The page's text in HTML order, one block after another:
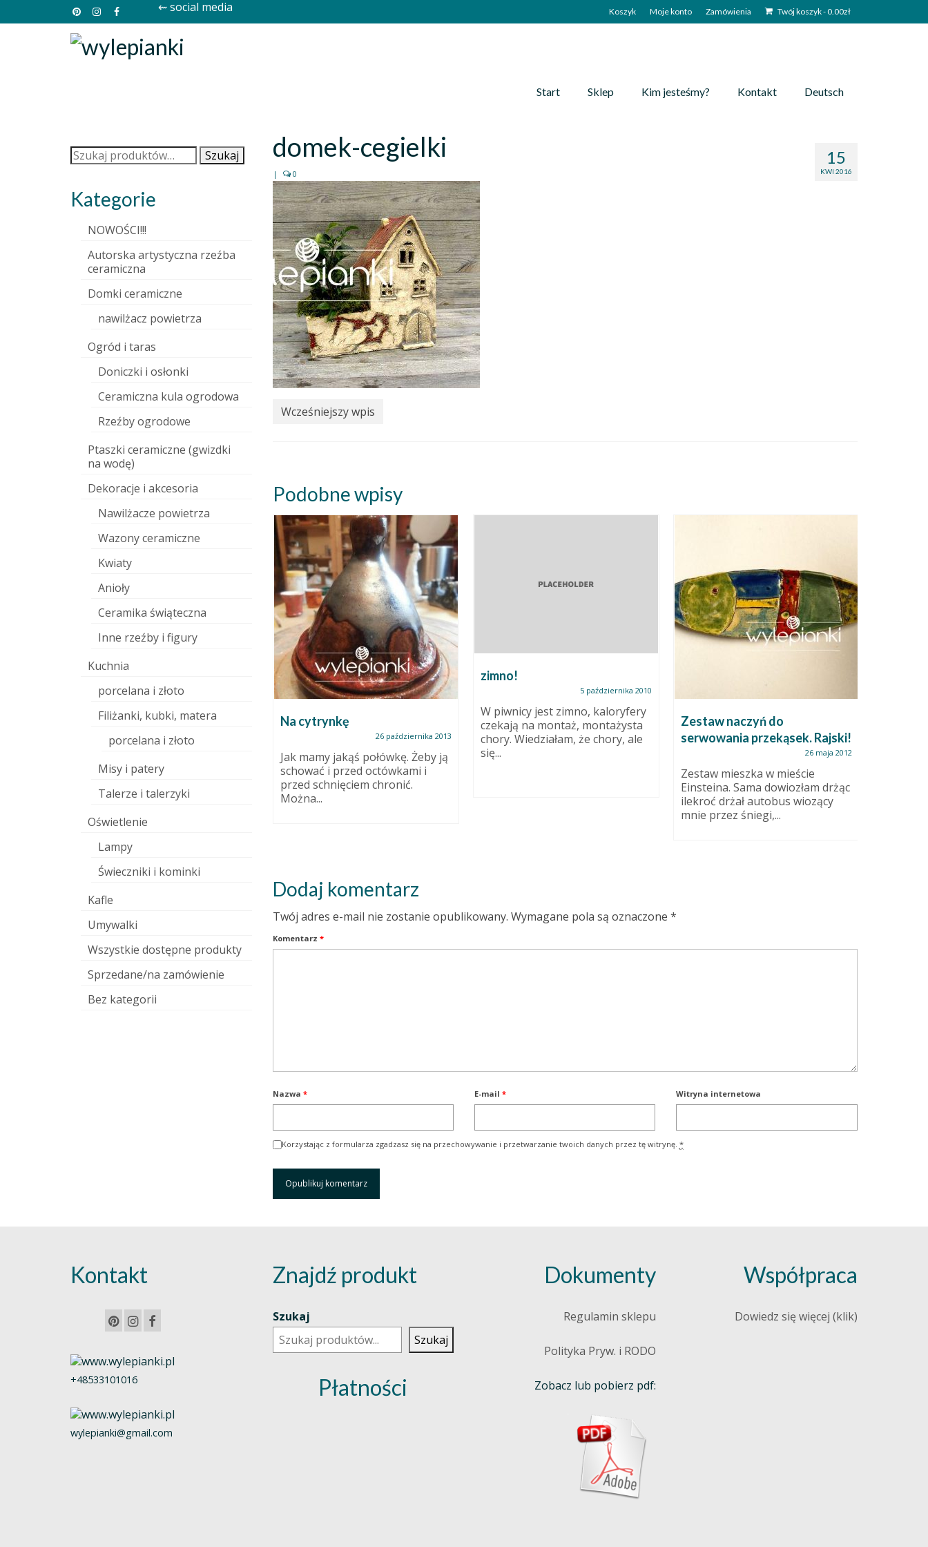
Koszyk Moje konto Zamówienia Twój koszyk-0.00zł
⇜ social media
Start Sklep Kim jesteśmy? Kontakt Deutsch
15
KWI 2016
domek-cegielki
| 0
Wcześniejszy wpis
Podobne wpisy
Wszyscy chcą Wam coś
sprzedać na Święta. A my?
Ludzie, jeśli idzie o Święta i czas
przedświąteczny dzielą się na
dwie kategorie: jedni dostają...
Na cytrynkę
26 października 2013
Jak mamy jakąś połówkę. Żeby ją
schować i przed octówkami i
przed schnięciem chronić.
Można...
zimno!
5 października 2010
W piwnicy jest zimno, kaloryfery
czekają na montaż, montażysta
chory. Wiedziałam, że chory, ale
się...
Zestaw naczyń do
serwowania przekąsek. Rajski!
26 maja 2012
Zestaw mieszka w mieście
Einsteina. Sama dowiozłam drżąc
ilekroć drżał autobus wiozący
mnie przez śniegi,...
Dodaj komentarz
Twój adres e-mail nie zostanie opublikowany. Wymagane pola są oznaczone *
Komentarz *
Nazwa * E-mail * Witryna internetowa
Korzystając z formularza zgadzasz się na przechowywanie i przetwarzanie twoich danych przez tę witrynę. *
Szukaj: Szukaj
Kategorie
NOWOŚCI!!!
Autorska artystyczna rzeźba
ceramiczna
Domki ceramiczne
nawilżacz powietrza
Ogród i taras
Doniczki i osłonki
Ceramiczna kula ogrodowa
Rzeźby ogrodowe
Ptaszki ceramiczne (gwizdki
na wodę)
Dekoracje i akcesoria
Nawilżacze powietrza
Wazony ceramiczne
Kwiaty
Anioły
Ceramika świąteczna
Inne rzeźby i figury
Kuchnia
porcelana i złoto
Filiżanki, kubki, matera
porcelana i złoto
Misy i patery
Talerze i talerzyki
Oświetlenie
Lampy
Świeczniki i kominki
Kafle
Umywalki
Wszystkie dostępne produkty
Sprzedane/na zamówienie
Bez kategorii
Kontakt
+48533101016
wylepianki@gmail.com
Znajdź produkt
Szukaj
Szukaj
Płatności
Dokumenty
Regulamin sklepu
Polityka Pryw. i RODO
Zobacz lub pobierz pdf:
Współpraca
Dowiedz się więcej (klik)